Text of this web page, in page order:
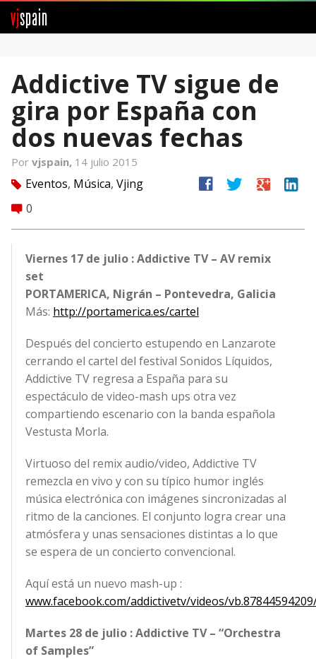
vjspain
Foros
Noticias
Ayuda
Entrar
Crear Cuenta
Addictive TV sigue de
gira por España con
dos nuevas fechas
Por vjspain, 14 julio 2015
tag Eventos, Música, Vjing
comment 0
facebook twitter google linkedin
Viernes 17 de julio : Addictive TV – AV remix
set
PORTAMERICA, Nigrán – Pontevedra, Galicia
Más: http://portamerica.es/cartel
Después del concierto estupendo en Lanzarote
cerrando el cartel del festival Sonidos Líquidos,
Addictive TV regresa a España para su
espectáculo de video-mash ups otra vez
compartiendo escenario con la banda española
Vestusta Morla.
Virtuoso del remix audio/video, Addictive TV
remezcla en vivo y con su típico humor inglés
música electrónica con imágenes sincronizadas al
ritmo de la canciones. El conjunto logra crear una
atmósfera y unas sensaciones distintas a lo que
se espera de un concierto convencional.
Aquí está un nuevo mash-up :
www.facebook.com/addictivetv/videos/
Martes 28 de julio : Addictive TV – “Orchestra
of Samples”